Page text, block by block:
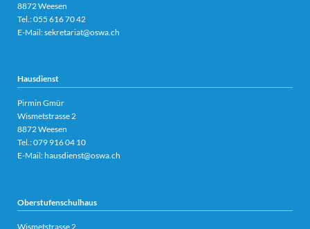
8872 Weesen
Tel.:055 616 70 42
E-Mail:sekretariat@oswa.ch
Hausdienst
Pirmin Gmür
Wismetstrasse 2
8872 Weesen
Tel.: 079 916 04 10
E-Mail:hausdienst@oswa.ch
Oberstufenschulhaus
Wismetstrasse 2